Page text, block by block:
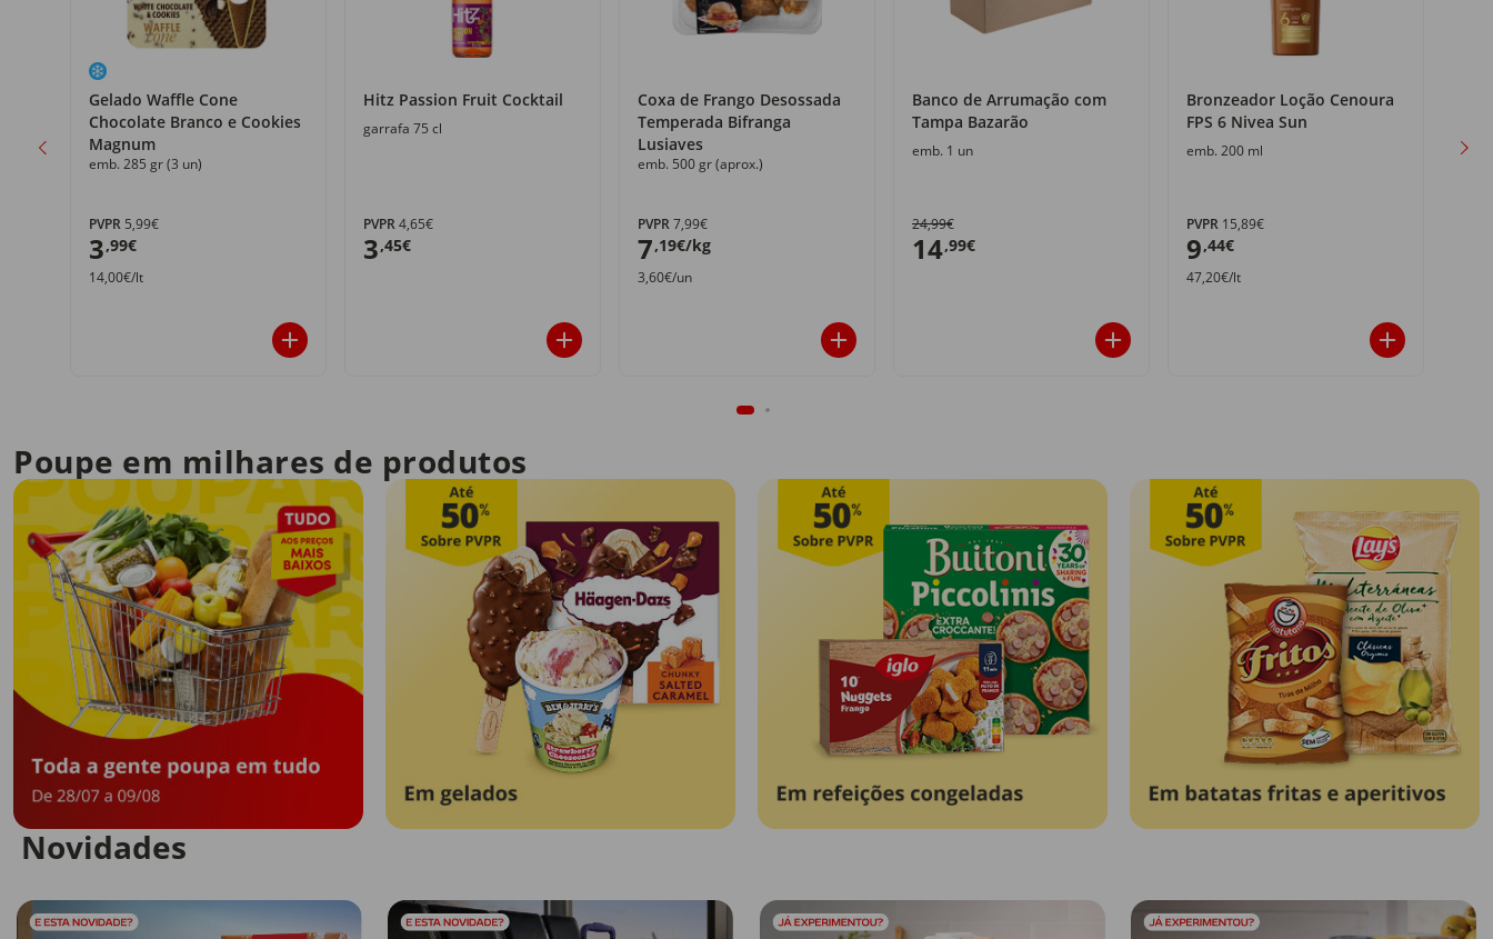
Gelado Waffle Cone
Chocolate Branco e Cookies
Magnum
emb. 285 gr (3 un)
PVPR5,99€
3,99€
14,00€/lt
Hitz Passion Fruit Cocktail
garrafa 75 cl
PVPR4,65€
3,45€
Coxa de Frango Desossada
Temperada Bifranga
Lusiaves
emb. 500 gr (aprox.)
PVPR7,99€
7,19€/kg
3,60€/un
Banco de Arrumação com
Tampa Bazarão
emb. 1 un
24,99€
14,99€
Bronzeador Loção Cenoura
FPS 6 Nivea Sun
emb. 200 ml
PVPR15,89€
9,44€
47,20€/lt
Poupe em milhares de produtos
Novidades